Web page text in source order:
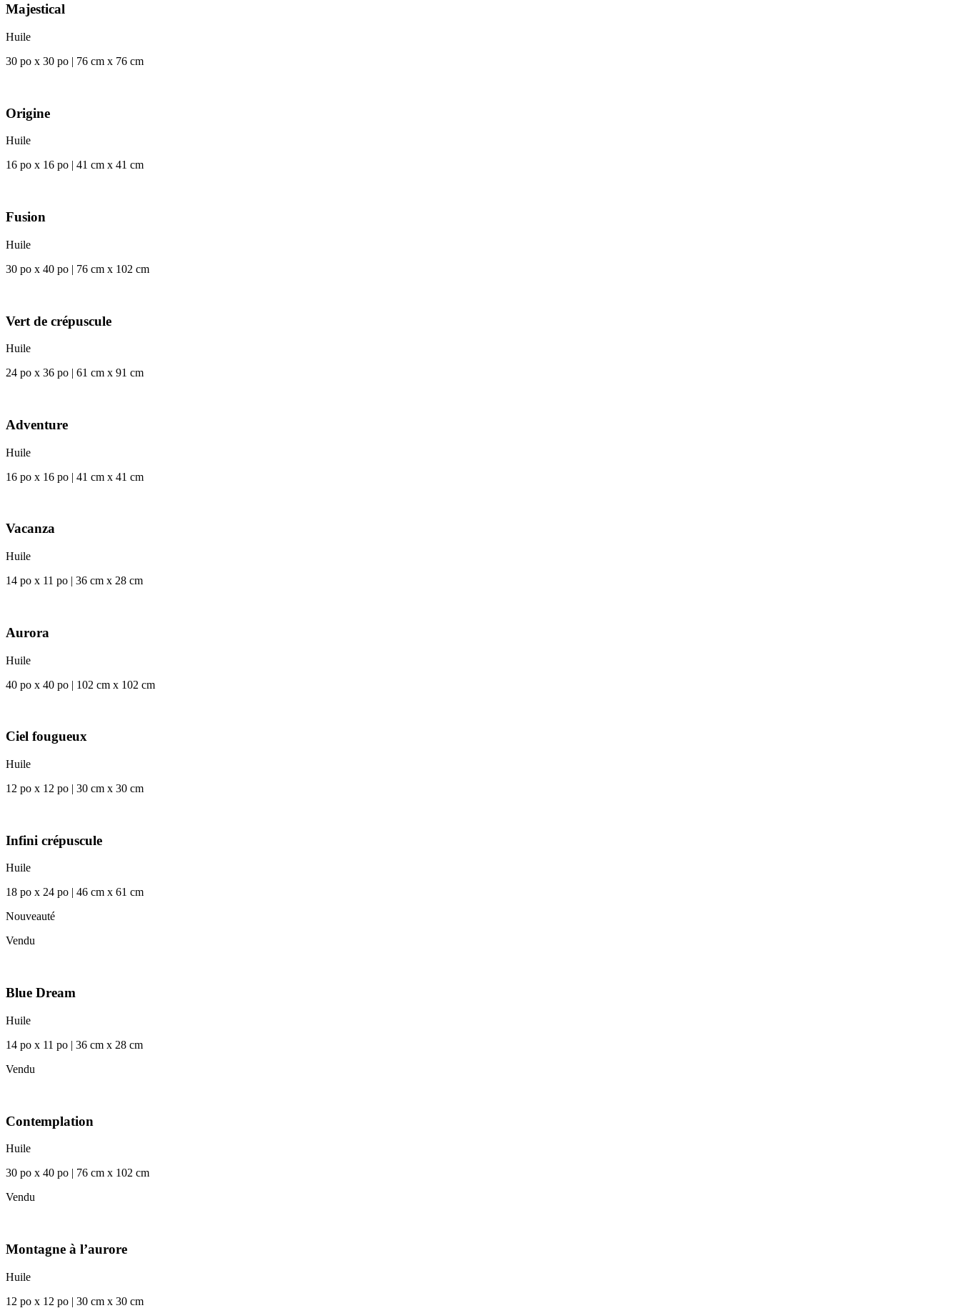
Majestical
Huile
30 po x 30 po | 76 cm x 76 cm
Origine
Huile
16 po x 16 po | 41 cm x 41 cm
Fusion
Huile
30 po x 40 po | 76 cm x 102 cm
Vert de crépuscule
Huile
24 po x 36 po | 61 cm x 91 cm
Adventure
Huile
16 po x 16 po | 41 cm x 41 cm
Vacanza
Huile
14 po x 11 po | 36 cm x 28 cm
Aurora
Huile
40 po x 40 po | 102 cm x 102 cm
Ciel fougueux
Huile
12 po x 12 po | 30 cm x 30 cm
Infini crépuscule
Huile
18 po x 24 po | 46 cm x 61 cm
Nouveauté
Vendu
Blue Dream
Huile
14 po x 11 po | 36 cm x 28 cm
Vendu
Contemplation
Huile
30 po x 40 po | 76 cm x 102 cm
Vendu
Montagne à l’aurore
Huile
12 po x 12 po | 30 cm x 30 cm